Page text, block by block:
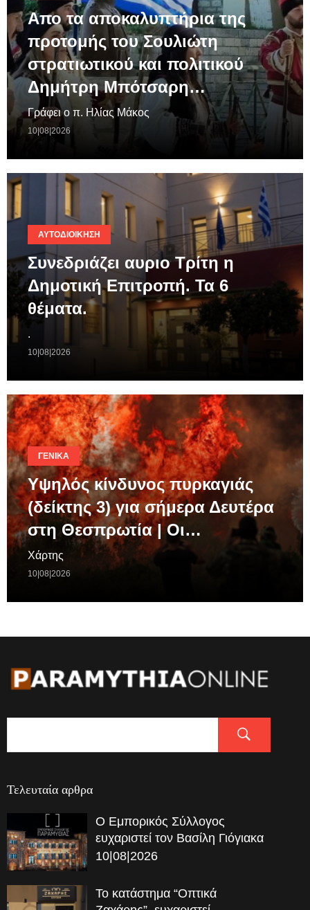
Απο τα αποκαλυπτήρια της
προτομής του Σουλιώτη
στρατιωτικού και πολιτικού
Δημήτρη Μπότσαρη…
Γράφει ο π. Ηλίας Μάκος
10|08|2026
ΑΥΤΟΔΙΟΊΚΗΣΗ
Συνεδριάζει αυριο Τρίτη η
Δημοτική Επιτροπή. Τα 6
θέματα.
.
10|08|2026
ΓΕΝΙΚΆ
Υψηλός κίνδυνος πυρκαγιάς
(δείκτης 3) για σήμερα Δευτέρα
στη Θεσπρωτία | Οι…
Χάρτης
10|08|2026
Τελευταία αρθρα
Ο Εμπορικός Σύλλογος
ευχαριστεί τον Βασίλη Γιόγιακα
10|08|2026
Το κατάστημα “Οπτικά